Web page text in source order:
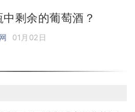
剩余的葡萄酒？
01月02日